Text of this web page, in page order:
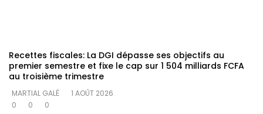
Recettes fiscales: La DGI dépasse ses objectifs au
premier semestre et fixe le cap sur 1 504 milliards FCFA
au troisième trimestre
MARTIAL GALÉ
1 AOÛT 2026
0
0 0